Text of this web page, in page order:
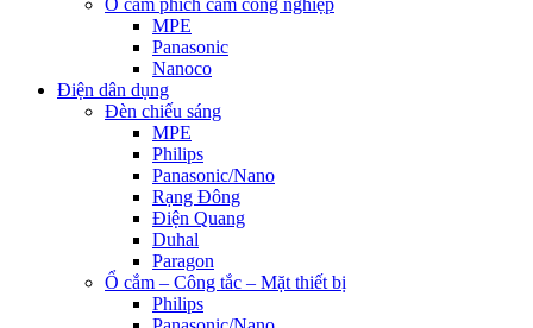
Ổ cắm phích cắm công nghiệp
MPE
Panasonic
Nanoco
Điện dân dụng
Đèn chiếu sáng
MPE
Philips
Panasonic/Nano
Rạng Đông
Điện Quang
Duhal
Paragon
Ổ cắm – Công tắc – Mặt thiết bị
Philips